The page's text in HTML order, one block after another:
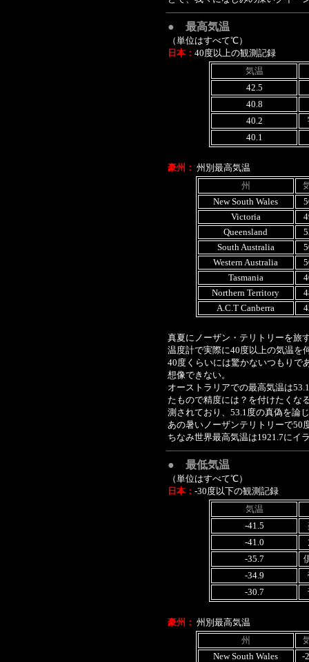
● 最高気温
（単位はすべて℃）
日本： 40度以上の観測記録
気温
42.5
40.8
40.2
40.1
豪州： 州別最高気温
州
New South Wales
Victoria
Queensland
South Australia
Western Australia
Tasmania
Northern Territory
A.C.T Canberra
真夏にノーザン・テリトリーを旅
温度計で実際に40度以上の気温を
40度くらいには驚かないつもりで
想像できない。
オーストラリアでの最高気温は
たもので精度には？を付けたくな
測されており、53.1度の真偽を論
あの暑いノーザンテリトリーで50
ちなみ世界最高気温は1921.7にイ
● 最低気温
（単位はすべて℃）
日本： -30度以下の観測記録
気温
-41.5
-41.0
-35.7
-34.9
-30.7
豪州： 州別最高気温
州
New South Wales
-